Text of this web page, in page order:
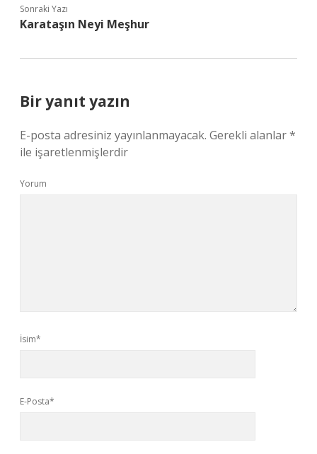
Sonraki Yazı
Karataşın Neyi Meşhur
Bir yanıt yazın
E-posta adresiniz yayınlanmayacak. Gerekli alanlar*
ile işaretlenmişlerdir
Yorum
İsim*
E-Posta*